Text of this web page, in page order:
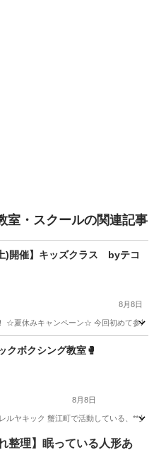
室・スクールの関連記事
)開催】キッズクラス byテコ
8月8日
休みキャンペーン☆ 今回初めて参加さ
ツ テコンドー
クボクシング教室🥊
8月8日
ルヤキック 蟹江町で活動している、**
技 キックボクシング
整理】眠っている人形あ